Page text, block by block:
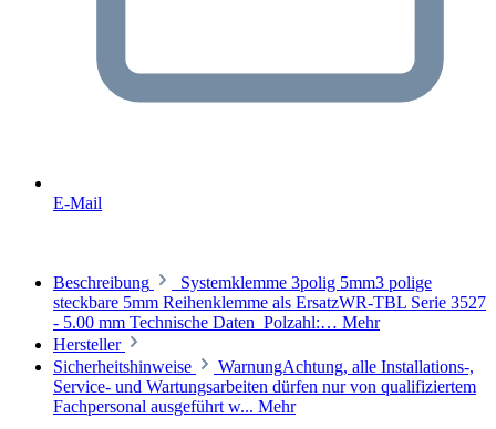
E-Mail
Beschreibung
Systemklemme 3polig 5mm3 polige
steckbare 5mm Reihenklemme als ErsatzWR-TBL Serie 3527
- 5.00 mm Technische Daten Polzahl:… Mehr
Hersteller
Sicherheitshinweise
WarnungAchtung, alle Installations-,
Service- und Wartungsarbeiten dürfen nur von qualifiziertem
Fachpersonal ausgeführt w... Mehr